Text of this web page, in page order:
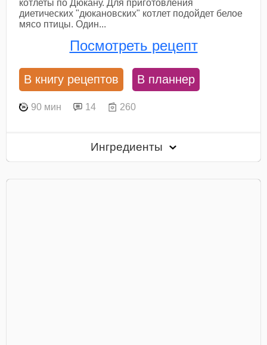
котлеты по Дюкану. Для приготовления
диетических "дюкановских" котлет подойдет белое
мясо птицы. Один...
Посмотреть рецепт
В книгу рецептов В планнер
90 мин 14 260
Ингредиенты